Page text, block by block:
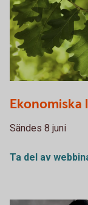
Ekonomiska
Sändes 8 juni
Ta del av